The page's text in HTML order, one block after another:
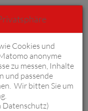
0
Cookies und
anonyme
zu messen, Inhalte
und passende
Wir bitten Sie um
)